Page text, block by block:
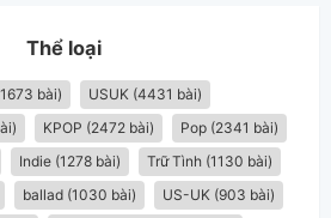
Thể loại
bài)
USUK (4431 bài)
KPOP (2472 bài)
Pop (2341 bài)
Indie (1278 bài)
Trữ Tình (1130 bài)
ballad (1030 bài)
US-UK (903 bài)